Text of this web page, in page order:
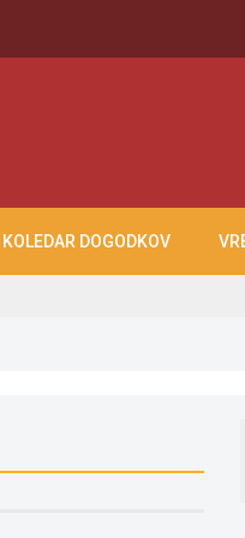
KOLEDAR DOGODKOV